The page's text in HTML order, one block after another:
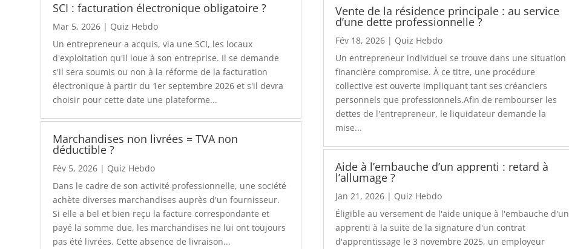
SCI : facturation électronique obligatoire ?
Mar 5, 2026 | Quiz Hebdo
Un entrepreneur a acquis, via une SCI, les locaux
d'exploitation qu'il loue à son entreprise. Il se demande
s'il sera soumis ou non à la réforme de la facturation
électronique à partir du 1er septembre 2026 et s'il devra
choisir pour cette date une plateforme...
Marchandises non livrées = TVA non
déductible ?
Fév 5, 2026 | Quiz Hebdo
Dans le cadre de son activité professionnelle, une société
achète diverses marchandises auprès d'un fournisseur.
Si elle a bel et bien reçu la facture correspondante et
payé la somme due, les marchandises ne lui ont toujours
pas été livrées. Cette absence de livraison...
Vente de la résidence principale : au service
d’une dette professionnelle ?
Fév 18, 2026 | Quiz Hebdo
Un entrepreneur individuel se trouve dans une situation
financière compromise. À ce titre, une procédure
collective est ouverte impliquant tant ses créanciers
personnels que professionnels.Afin de rembourser les
dettes de l'entrepreneur, le liquidateur demande la
mise...
Aide à l’embauche d’un apprenti : retard à
l’allumage ?
Jan 21, 2026 | Quiz Hebdo
Éligible au versement de l'aide unique à l'embauche d'un
apprenti à la suite de la signature d'un contrat
d'apprentissage le 3 novembre 2025, un employeur